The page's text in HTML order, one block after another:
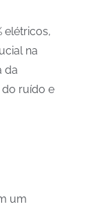
elétricos,
na
da
ruído e
um